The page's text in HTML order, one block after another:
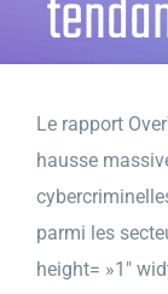
Le rapport
hausse
parmi les
height= »1″